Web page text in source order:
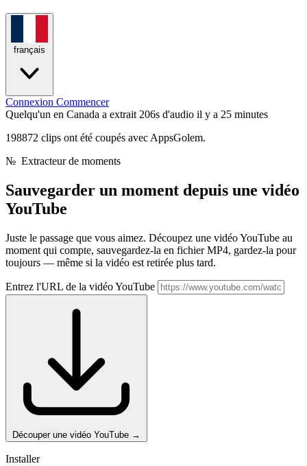
français
Connexion Commencer
Quelqu'un en Canada a extrait 206s d'audio il y a 25 minutes
198872 clips ont été coupés avec AppsGolem.
№ Extracteur de moments
Sauvegarder un moment depuis une vidéo
YouTube
Juste le passage que vous aimez. Découpez une vidéo YouTube au
moment qui compte, sauvegardez-la en fichier MP4, gardez-la pour
toujours — même si la vidéo est retirée plus tard.
Entrez l'URL de la vidéo YouTube
Découper une vidéo YouTube →
Installer